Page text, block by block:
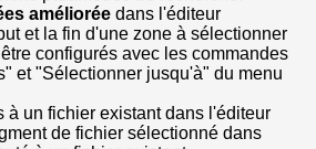
améliorée dans l'éditeur
et la fin d'une zone à sélectionner
configurés avec les commandes
et "Sélectionner jusqu'à" du menu
à un fichier existant dans l'éditeur
de fichier sélectionné dans